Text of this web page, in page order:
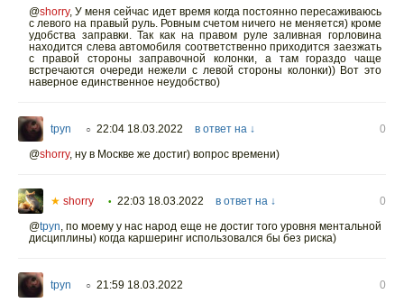
@shorry, У меня сейчас идет время когда постоянно пересаживаюсь
с левого на правый руль. Ровным счетом ничего не меняется) кроме
удобства заправки. Так как на правом руле заливная горловина
находится слева автомобиля соответственно приходится заезжать
с правой стороны заправочной колонки, а там гораздо чаще
встречаются очереди нежели с левой стороны колонки)) Вот это
наверное единственное неудобство)
tpyn ○ 22:04 18.03.2022 в ответ на ↓
0
@shorry, ну в Москве же достиг) вопрос времени)
★ shorry • 22:03 18.03.2022 в ответ на ↓
0
@tpyn, по моему у нас народ еще не достиг того уровня ментальной
дисциплины) когда каршеринг использовался бы без риска)
tpyn ○ 21:59 18.03.2022
0